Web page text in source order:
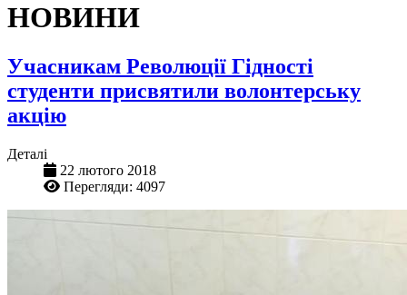
НОВИНИ
Учасникам Революції Гідності
студенти присвятили волонтерську
акцію
Деталі
22 лютого 2018
Перегляди: 4097